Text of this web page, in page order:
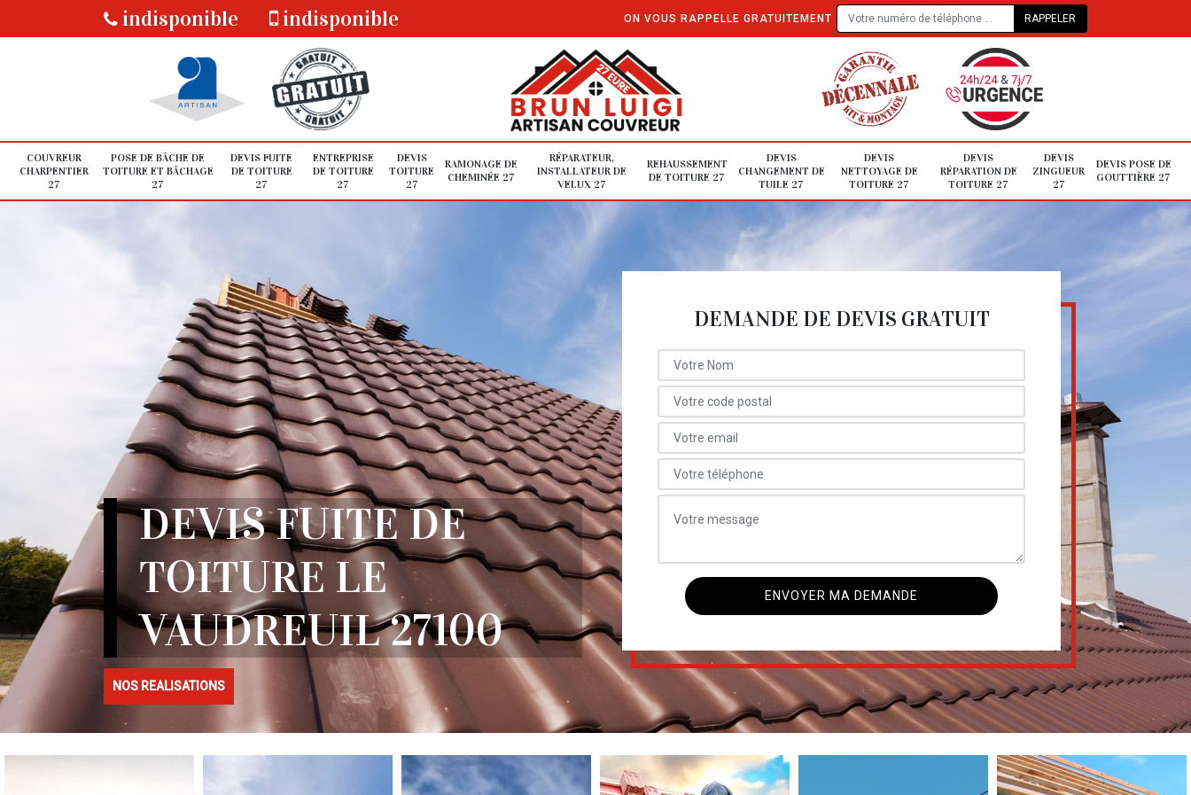
indisponible indisponible ON VOUS RAPPELLE GRATUITEMENT
COUVREUR
CHARPENTIER
27
POSE DE BÂCHE DE
TOITURE ET BÂCHAGE
27
DEVIS FUITE
DE TOITURE
27
ENTREPRISE
DE TOITURE
27
DEVIS
TOITURE
27
RAMONAGE DE
CHEMINÉE 27
RÉPARATEUR,
INSTALLATEUR DE
VELUX 27
REHAUSSEMENT
DE TOITURE 27
DEVIS
CHANGEMENT DE
TUILE 27
DEVIS
NETTOYAGE DE
TOITURE 27
DEVIS
RÉPARATION DE
TOITURE 27
DEVIS
ZINGUEUR
27
DEVIS POSE DE
GOUTTIÈRE 27
DEVIS FUITE DE
TOITURE LE
VAUDREUIL 27100
NOS REALISATIONS
DEMANDE DE DEVIS GRATUIT